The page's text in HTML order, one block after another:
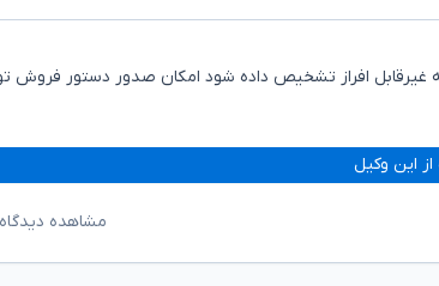
غیرقابل افراز تشخیص داده شود امکان صدور دستور فروش
این وکیل
مشاهده